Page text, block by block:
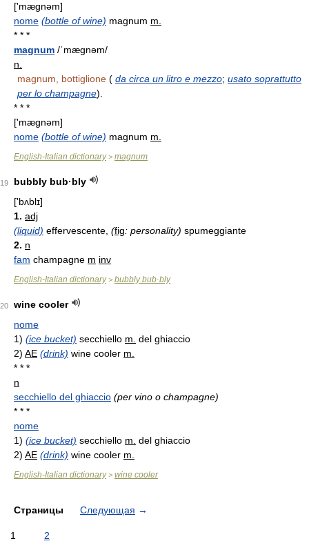
['mægnəm]
nome (bottle of wine) magnum m.
* * *
magnum /ˈmægnəm/
n.
magnum, bottiglione ( da circa un litro e mezzo; usato soprattutto
per lo champagne).
* * *
['mægnəm]
nome (bottle of wine) magnum m.
English-Italian dictionary> magnum
19
bubbly bub·bly
['bʌblɪ]
1. adj
(liquid) effervescente, (fig: personality) spumeggiante
2. n
fam champagne m inv
English-Italian dictionary> bubbly bub·bly
20
wine cooler
nome
1) (ice bucket) secchiello m. del ghiaccio
2) AE (drink) wine cooler m.
* * *
n
secchiello del ghiaccio (per vino o champagne)
* * *
nome
1) (ice bucket) secchiello m. del ghiaccio
2) AE (drink) wine cooler m.
English-Italian dictionary> wine cooler
Страницы Следующая →
1 2